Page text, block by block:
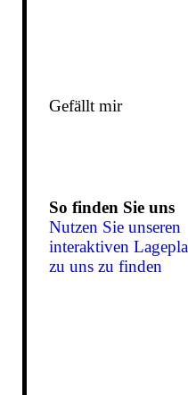
Gefällt mir
So finden Sie uns
Nutzen Sie unseren
interaktiven
zu uns zu finden